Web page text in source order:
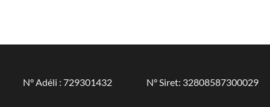
N° Adéli : 729301432 N° Siret: 32808587300029